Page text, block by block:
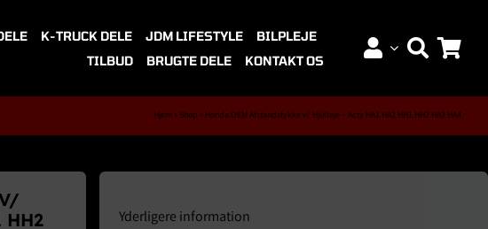
K-TRUCK DELE JDM LIFESTYLE
BILPLEJE
TILBUD
BRUGTE DELE KONTAKT OS
Hjem » Shop » Honda OEM Afstandstykke v/ Hjulleje – Acty HA1 HA2 HH1 HH2 HA3 HA4
HH2
Yderligere information